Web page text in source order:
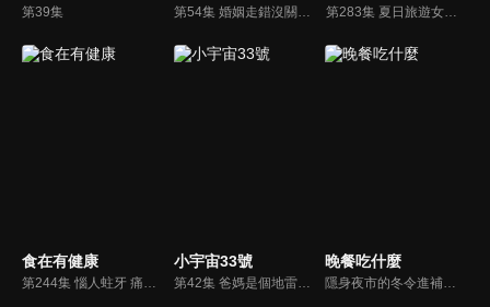
第39集 第54集 婚姻走錯沒關係 轉角就遇到真愛 第283集 夏日旅遊女生最怕 生理痛來擾亂!
食在有健康
第244集 惱人蛀牙 痛起來要人命!
小宇宙33號
第42集 爸媽是個地雷王!! 這些事孩子做不得!?
晚餐吃什麼
隱身夜市的冬令進補美味料理!